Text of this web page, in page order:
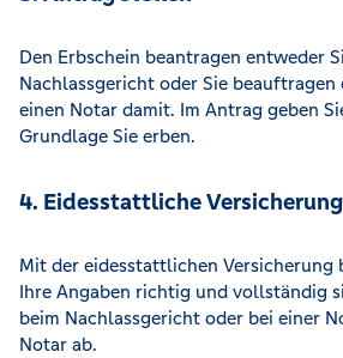
Den Erbschein beantragen entweder
Nachlassgericht oder Sie
einen Notar damit. Im Antrag geben
Grundlage Sie erben.
4. Eidesstattliche
Mit der eidesstattlichen Versicherung
Ihre Angaben richtig und vollständig
beim Nachlassgericht oder bei einer
Notar ab.